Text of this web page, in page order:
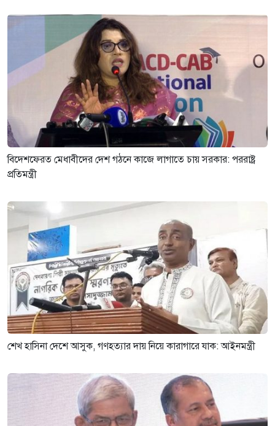
বিদেশফেরত মেধাবীদের দেশ গঠনে কাজে লাগাতে চায় সরকার: পররাষ্ট্র
প্রতিমন্ত্রী
শেখ হাসিনা দেশে আসুক, গণহত্যার দায় নিয়ে কারাগারে যাক: আইনমন্ত্রী